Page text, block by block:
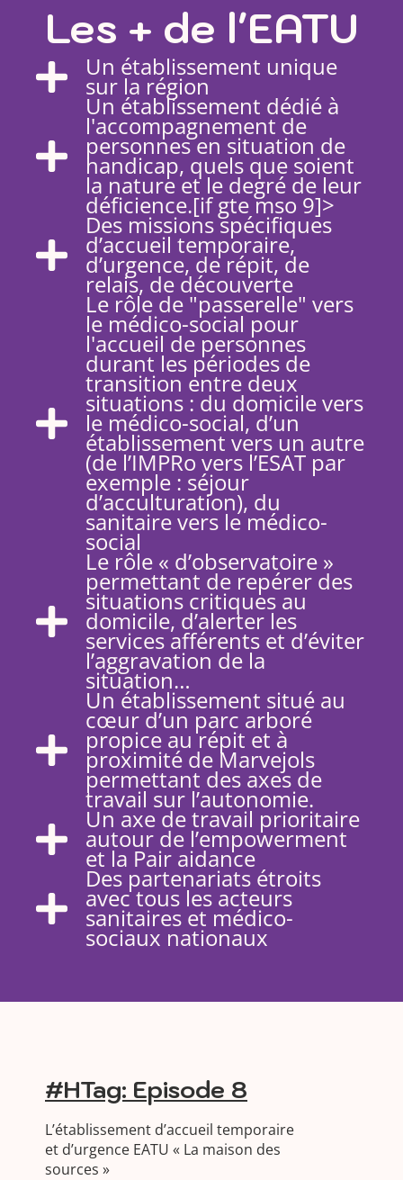
Les + de l'EATU
Un établissement unique
sur la région
Un établissement dédié à
l'accompagnement de
personnes en situation de
handicap, quels que soient
la nature et le degré de leur
déficience.[if gte mso 9]>
Des missions spécifiques
d’accueil temporaire,
d’urgence, de répit, de
relais, de découverte
Le rôle de "passerelle" vers
le médico-social pour
l'accueil de personnes
durant les périodes de
transition entre deux
situations : du domicile vers
le médico-social, d’un
établissement vers un autre
(de l’IMPRo vers l’ESAT par
exemple : séjour
d’acculturation), du
sanitaire vers le médico-
social
Le rôle « d’observatoire »
permettant de repérer des
situations critiques au
domicile, d’alerter les
services afférents et d’éviter
l’aggravation de la
situation…
Un établissement situé au
cœur d’un parc arboré
propice au répit et à
proximité de Marvejols
permettant des axes de
travail sur l’autonomie.
Un axe de travail prioritaire
autour de l’empowerment
et la Pair aidance
Des partenariats étroits
avec tous les acteurs
sanitaires et médico-
sociaux nationaux
#HTag: Episode 8
L’établissement d’accueil temporaire
et d’urgence EATU « La maison des
sources »